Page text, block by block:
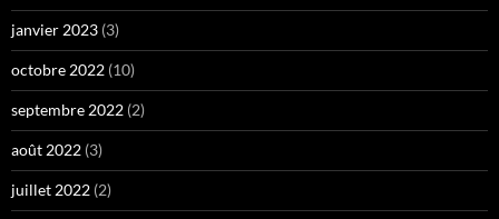
janvier 2023 (3)
octobre 2022 (10)
septembre 2022 (2)
août 2022 (3)
juillet 2022 (2)